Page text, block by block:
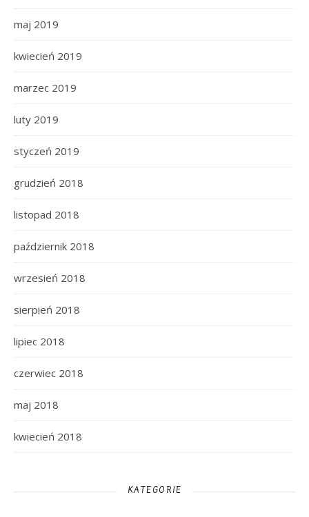
maj 2019
kwiecień 2019
marzec 2019
luty 2019
styczeń 2019
grudzień 2018
listopad 2018
październik 2018
wrzesień 2018
sierpień 2018
lipiec 2018
czerwiec 2018
maj 2018
kwiecień 2018
KATEGORIE